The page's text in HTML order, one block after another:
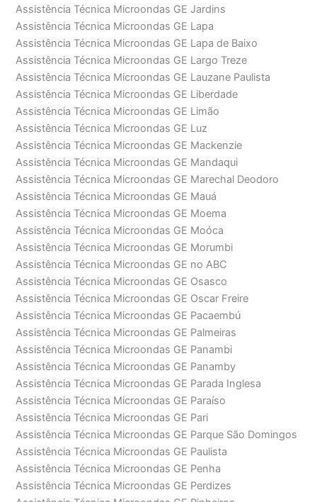
Assistência Técnica Microondas GE Jardins
Assistência Técnica Microondas GE Lapa
Assistência Técnica Microondas GE Lapa de Baixo
Assistência Técnica Microondas GE Largo Treze
Assistência Técnica Microondas GE Lauzane Paulista
Assistência Técnica Microondas GE Liberdade
Assistência Técnica Microondas GE Limão
Assistência Técnica Microondas GE Luz
Assistência Técnica Microondas GE Mackenzie
Assistência Técnica Microondas GE Mandaqui
Assistência Técnica Microondas GE Marechal Deodoro
Assistência Técnica Microondas GE Mauá
Assistência Técnica Microondas GE Moema
Assistência Técnica Microondas GE Moóca
Assistência Técnica Microondas GE Morumbi
Assistência Técnica Microondas GE no ABC
Assistência Técnica Microondas GE Osasco
Assistência Técnica Microondas GE Oscar Freire
Assistência Técnica Microondas GE Pacaembú
Assistência Técnica Microondas GE Palmeiras
Assistência Técnica Microondas GE Panambi
Assistência Técnica Microondas GE Panamby
Assistência Técnica Microondas GE Parada Inglesa
Assistência Técnica Microondas GE Paraíso
Assistência Técnica Microondas GE Pari
Assistência Técnica Microondas GE Parque São Domingos
Assistência Técnica Microondas GE Paulista
Assistência Técnica Microondas GE Penha
Assistência Técnica Microondas GE Perdizes